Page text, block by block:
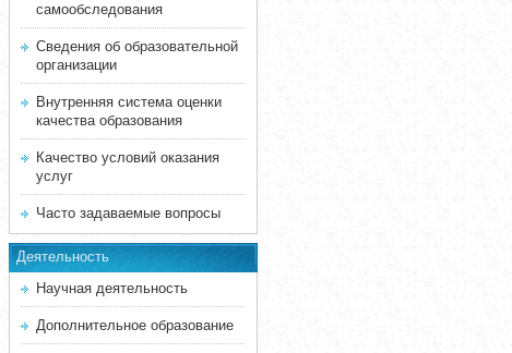
самообследования
Сведения об образовательной
организации
Внутренняя система оценки
качества образования
Качество условий оказания
услуг
Часто задаваемые вопросы
Деятельность
Научная деятельность
Дополнительное образование